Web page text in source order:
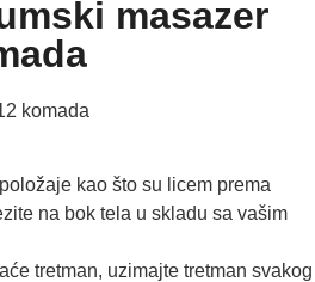
masazer
komada
kao što su licem prema
na bok tela u skladu sa vašim
tretman, uzimajte tretman svakog